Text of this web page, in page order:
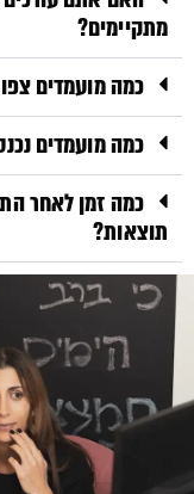
מתקיימים?
כמה מועמדים
כמה מועמדים
כמה זמן לאחר
תוצאות?